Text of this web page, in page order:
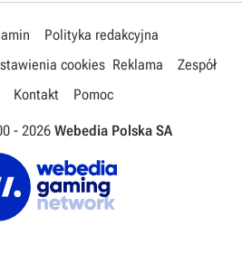
Polityka redakcyjna
cookies Reklama
Zespół
Kontakt Pomoc
- 2026 Webedia Polska SA